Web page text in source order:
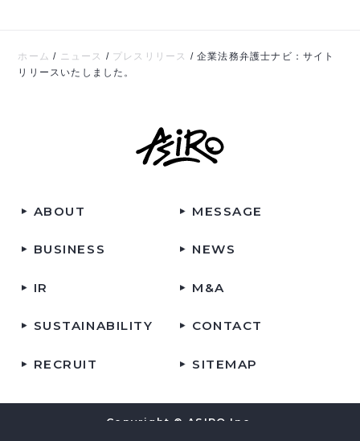
ホーム / ニュース / プレスリリース /企業法務弁護士ナビ：サイト
リリースいたしました。
ABOUT MESSAGE
BUSINESS NEWS
IR M&A
SUSTAINABILITY CONTACT
RECRUIT SITEMAP
Copyright © ASIRO Inc.